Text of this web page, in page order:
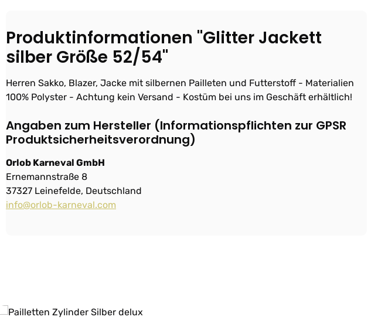
Produktinformationen "Glitter Jackett
silber Größe 52/54"
Herren Sakko, Blazer, Jacke mit silbernen Pailleten und Futterstoff - Materialien
100% Polyster - Achtung kein Versand - Kostüm bei uns im Geschäft erhältlich!
Angaben zum Hersteller (Informationspflichten zur GPSR
Produktsicherheitsverordnung)
Orlob Karneval GmbH
Ernemannstraße 8
37327 Leinefelde, Deutschland
info@orlob-karneval.com